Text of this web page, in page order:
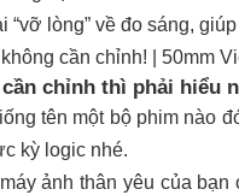
“vỡ lòng” về đo sáng,
chỉnh thì phải hiểu
tên một bộ phim
kỳ logic nhé.
ảnh thân yêu của bạn